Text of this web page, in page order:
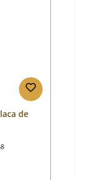
de